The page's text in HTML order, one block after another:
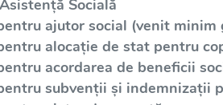
Socială
ajutor social (venit minim
alocație de stat pentru
acordarea de beneficii
subvenții și indemnizații